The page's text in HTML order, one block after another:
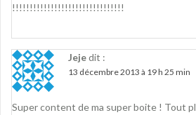
!!!!!!!!!!!!!!!!!!!!!!!!!!!!!!!!
Jejedit :
13 décembre 2013 à 19 h 25 min
Super content de ma super boite ! Tout